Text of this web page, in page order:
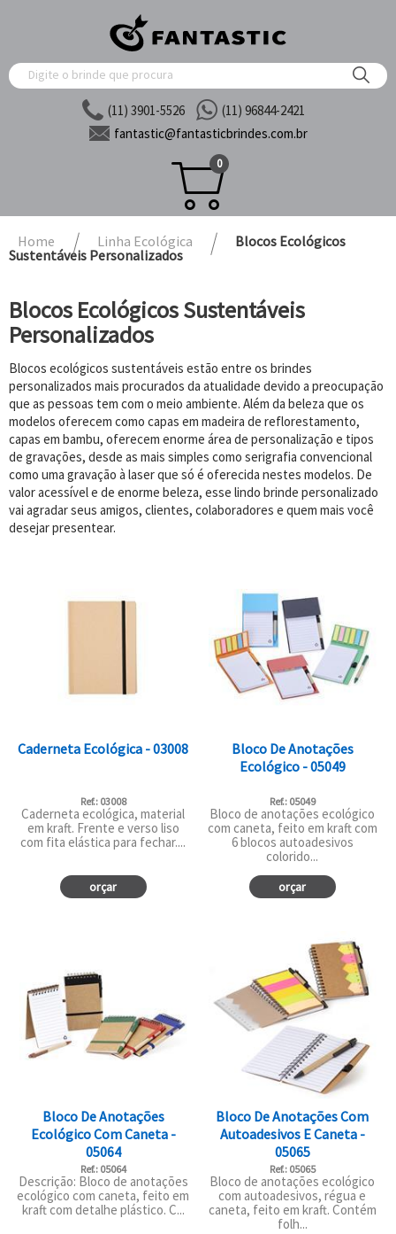
(11) 3901-5526
(11) 96844-2421
fantastic@fantasticbrindes.com.br
0
Home Linha Ecológica
Blocos Ecológicos
Sustentáveis Personalizados
Blocos Ecológicos Sustentáveis
Personalizados
Blocos ecológicos sustentáveis estão entre os brindes
personalizados mais procurados da atualidade devido a preocupação
que as pessoas tem com o meio ambiente. Além da beleza que os
modelos oferecem como capas em madeira de reflorestamento,
capas em bambu, oferecem enorme área de personalização e tipos
de gravações, desde as mais simples como serigrafia convencional
como uma gravação à laser que só é oferecida nestes modelos. De
valor acessível e de enorme beleza, esse lindo brinde personalizado
vai agradar seus amigos, clientes, colaboradores e quem mais você
desejar presentear.
Caderneta Ecológica - 03008
Ref.: 03008
Caderneta ecológica, material
em kraft. Frente e verso liso
com fita elástica para fechar....
orçar
Bloco De Anotações
Ecológico - 05049
Ref.: 05049
Bloco de anotações ecológico
com caneta, feito em kraft com
6 blocos autoadesivos
colorido...
orçar
Bloco De Anotações
Ecológico Com Caneta -
05064
Ref.: 05064
Descrição: Bloco de anotações
ecológico com caneta, feito em
kraft com detalhe plástico. C...
Bloco De Anotações Com
Autoadesivos E Caneta -
05065
Ref.: 05065
Bloco de anotações ecológico
com autoadesivos, régua e
caneta, feito em kraft. Contém
folh...